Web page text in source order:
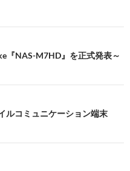
『NAS-M7HD』を正式発表～
ルコミュニケーション端末